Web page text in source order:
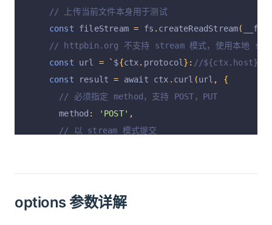
// 上传当前文件本身用于测试
const fileStream = fs . createReadStream(
// httpbin.org 不支持 stream 模式，使用本地
const url = ` ${ctx. protocol }: //${ctx.host}/
const result = await ctx . curl (url ,
{
// 必须指定 method，支持 POST，PUT
      method
: 'POST' ,
// 以 stream 模式提交
    ctx
. set(result.headers
options 参数详解